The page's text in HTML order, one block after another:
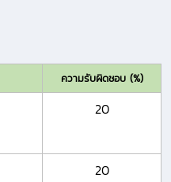
ความรับผิดชอบ (%)
20
20